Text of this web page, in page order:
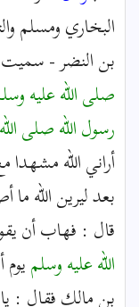
البخاري ومسلم
بن النضر -
صلى الله عليه
رسول اللهصلى
أراني الله مشهدا
بعد ليرين الله ما
قال : فهاب أن
الله عليه وسلم
بن مالك فقال :